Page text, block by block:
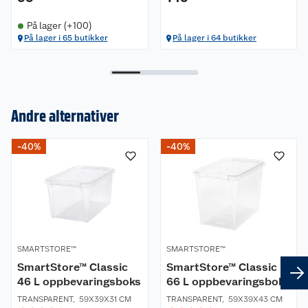
10 års garanti.
På lager (+100)
På lager i 65 butikker På lager i 64 butikker
Andre alternativer
-40%
SMARTSTORE™
SmartStore™ Classic
46 L oppbevaringsboks
TRANSPARENT, 59X39X31 CM
-40%
SMARTSTORE™
SmartStore™ Classic
66 L oppbevaringsboks
TRANSPARENT, 59X39X43 CM
Retur- og angrerett
Reklamasjon
Om oss
Nyheter
Kjøpsvilkår
Personvern
Hageinspirasjon